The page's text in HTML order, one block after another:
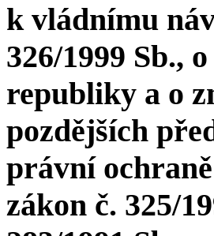
k vládnímu
326/1999 Sb.,
republiky a o
pozdějších
právní
zákon č. 325/